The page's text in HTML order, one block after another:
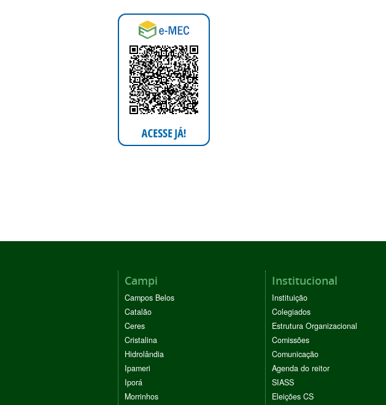
Campi
Campos Belos
Catalão
Ceres
Cristalina
Hidrolândia
Ipameri
Iporá
Morrinhos
Institucional
Instituição
Colegiados
Estrutura Organizacional
Comissões
Comunicação
Agenda do reitor
SIASS
Eleições CS